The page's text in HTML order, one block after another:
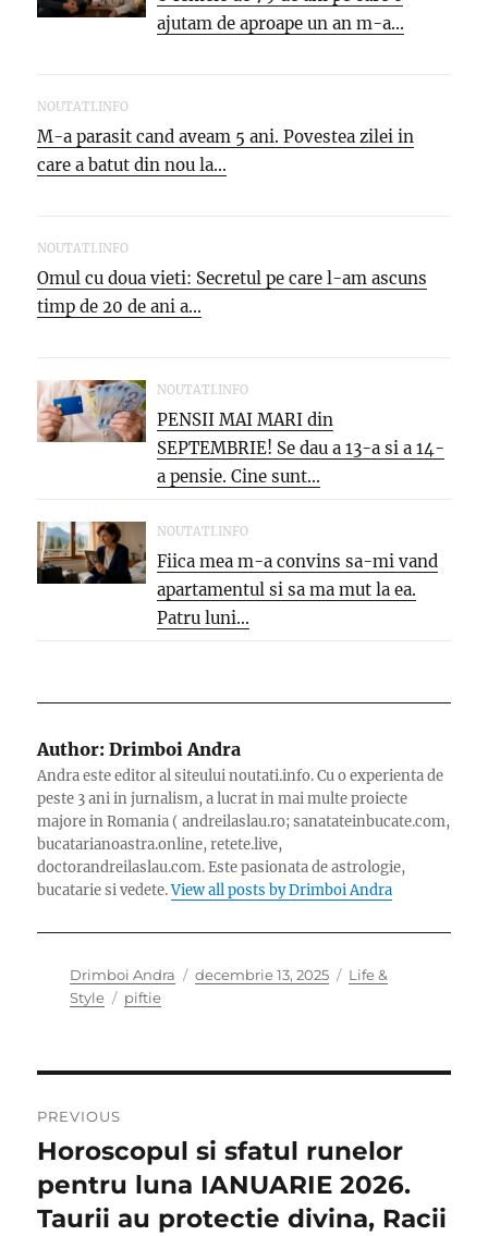
ajutam de aproape un an m-a...
NOUTATI.INFO
M-a parasit cand aveam 5 ani. Povestea zilei in
care a batut din nou la...
NOUTATI.INFO
Omul cu doua vieti: Secretul pe care l-am ascuns
timp de 20 de ani a...
NOUTATI.INFO
PENSII MAI MARI din
SEPTEMBRIE! Se dau a 13-a si a 14-
a pensie. Cine sunt...
NOUTATI.INFO
Fiica mea m-a convins sa-mi vand
apartamentul si sa ma mut la ea.
Patru luni...
Author: Drimboi Andra
Andra este editor al siteului noutati.info. Cu o experienta de
peste 3 ani in jurnalism, a lucrat in mai multe proiecte
majore in Romania ( andreilaslau.ro; sanatateinbucate.com,
bucatarianoastra.online, retete.live,
doctorandreilaslau.com. Este pasionata de astrologie,
bucatarie si vedete.View all posts by Drimboi Andra
Author
Drimboi Andra
Posted
decembrie 13, 2025 Categories
Life &
Style
Tags
piftie
în
articole
PREVIOUS
Previous
post:
Horoscopul si sfatul runelor
pentru luna IANUARIE 2026.
Taurii au protectie divina, Racii